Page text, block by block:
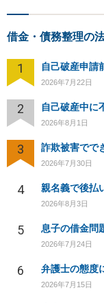
借金・債務整理の
1 自己破産申請
2026年7月22日
2 自己破産中に
2026年8月1日
3 詐欺被害でで
2026年7月30日
4 親名義で後払
2026年8月3日
5
2026年7月24日
6 弁護士の態度
2026年7月15日